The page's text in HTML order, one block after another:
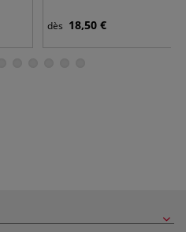
dès 18,50 €